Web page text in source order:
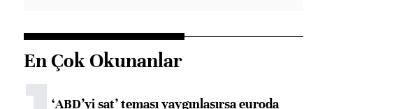
En Çok Okunanlar
‘ABD’yi sat’ teması yaygınlaşırsa euroda